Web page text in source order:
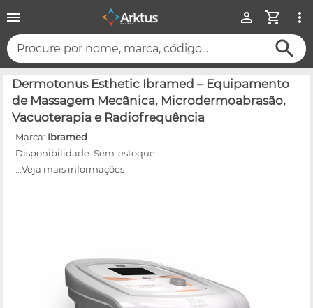
Procure por nome, marca, código...
Dermotonus Esthetic Ibramed – Equipamento
de Massagem Mecânica, Microdermoabrasão,
Vacuoterapia e Radiofrequência
Marca: Ibramed
Disponibilidade: Sem-estoque
...Veja mais informações